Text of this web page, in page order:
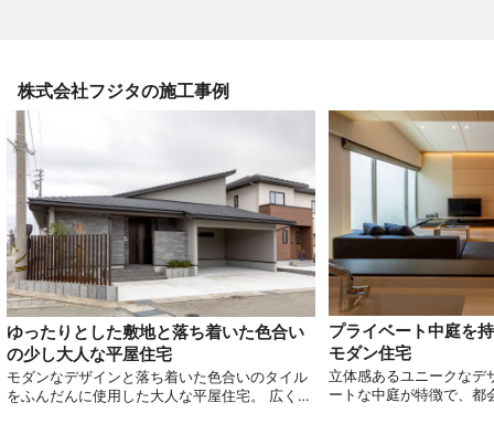
株式会社フジタの施工事例
ゆったりとした敷地と落ち着いた色合い
の少し大人な平屋住宅
モダンなデザインと落ち着いた色合いのタイル
をふんだんに使用した大人な平屋住宅。 広く見
プライベート中庭を
モダン住宅
立体感あるユニークなデ
ートな中庭が特徴で、都